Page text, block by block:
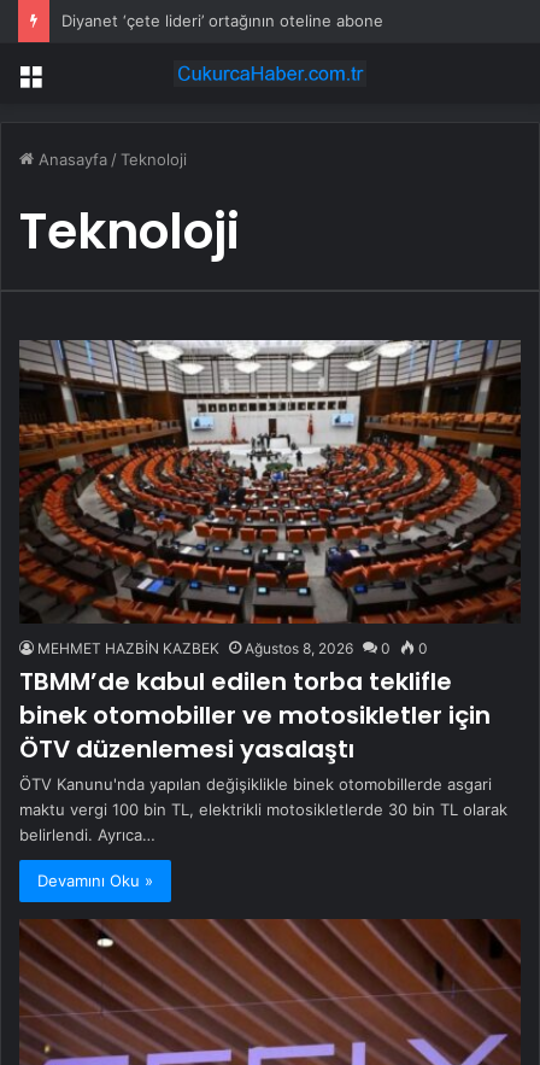
Diyanet ‘çete lideri’ ortağının oteline abone
Menü
Anasayfa /Teknoloji
Teknoloji
MEHMET HAZBİN KAZBEK Ağustos 8, 2026 0 0
TBMM’de kabul edilen torba teklifle
binek otomobiller ve motosikletler için
ÖTV düzenlemesi yasalaştı
ÖTV Kanunu'nda yapılan değişiklikle binek otomobillerde asgari
maktu vergi 100 bin TL, elektrikli motosikletlerde 30 bin TL olarak
belirlendi. Ayrıca…
Devamını Oku »